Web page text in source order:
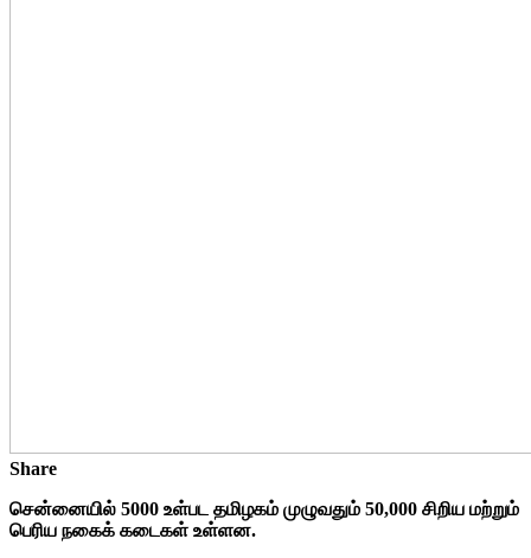
Share
சென்னையில் 5000 உள்பட தமிழகம் முழுவதும் 50,000 சிறிய மற்றும்
பெரிய நகைக் கடைகள் உள்ளன.